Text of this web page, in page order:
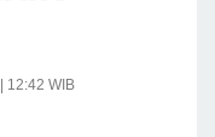
12:42 WIB